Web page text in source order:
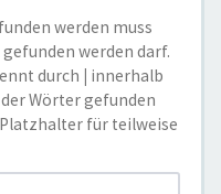
werden muss
werden darf.
durch | innerhalb
Wörter gefunden
für teilweise